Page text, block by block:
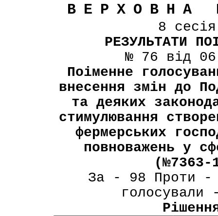
ВЕРХОВНА
8
РЕЗУЛЬТАТИ
№ 76 від
Поіменне
внесення змін до
та деяких
стимулювання
фермерських
повноважень у
За - 98 Проти -